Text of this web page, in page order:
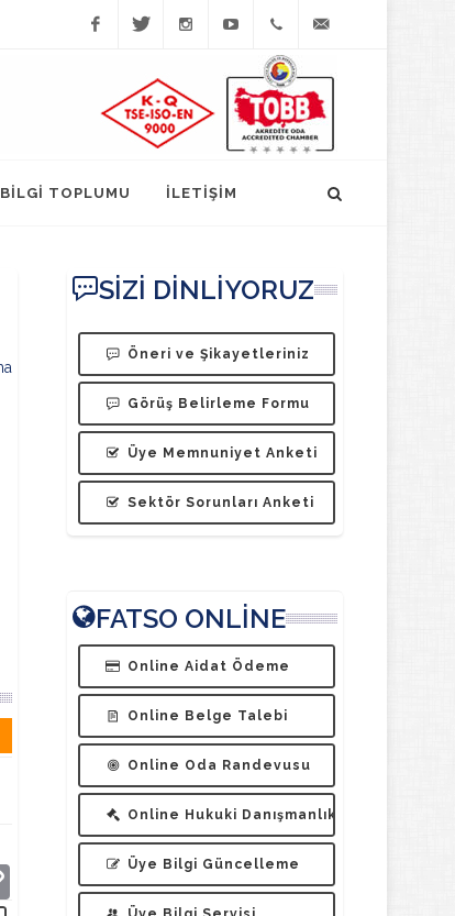
InstagramYouTube(452)
423-
bilgi@fatsatso.org.tr
BİLGİ TOPLUMU İLETİŞİM
SİZİ DİNLİYORUZ
Öneri ve Şikayetleriniz
Görüş Belirleme Formu
Üye Memnuniyet Anketi
Sektör Sorunları Anketi
FATSO ONLİNE
Online Aidat Ödeme
Online Belge Talebi
Online Oda Randevusu
Online Hukuki Danışmanlık
Üye Bilgi Güncelleme